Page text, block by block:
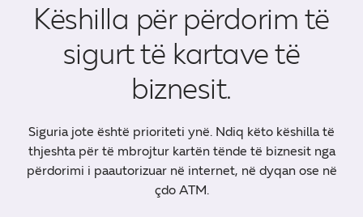
Këshilla për përdorim të
sigurt të kartave të
biznesit.
Siguria jote është prioriteti ynë. Ndiq këto këshilla të
thjeshta për të mbrojtur kartën tënde të biznesit nga
përdorimi i paautorizuar në internet, në dyqan ose në
çdo ATM.